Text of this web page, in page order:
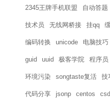
2345王牌手机联盟 自动答题
技术员 无线网桥接 挂qq
编码转换 unicode 电脑技巧
guid uuid 极客学院 程序员
环境污染 songtaste复活 技
代码分享 jsonp centos